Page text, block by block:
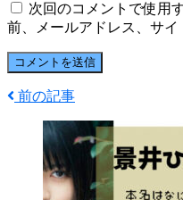
次回のコメントで使用
前、メールアドレス、サイ
前の記事